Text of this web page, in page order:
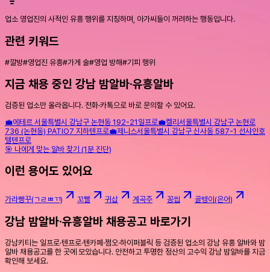
업소 영업진의 사적인 유흥 행위를 지칭하며, 아가씨들이 꺼려하는 행동입니다.
관련 키워드
#깔방#영업진 유흥#가게 술#영업 방해#기피 행위
지금 채용 중인 강남 밤알바·유흥알바
검증된 업소만 올라옵니다. 전화·카톡으로 바로 문의할 수 있어요.
💼에테르 서울특별시 강남구 논현동 192-21 일프로💼켈리 서울특별시 강남구 논현로
736 (논현동) PATIO7 지하텐프로💼제니스서울특별시 강남구 신사동 587-1 선샤인호
텔텐프로
🎯 나에게 맞는 알바 찾기 (1분 진단)
이런 용어도 있어요
가라빵꾸(ㄱㄹㅃㄲ) 꼬빨 귀삽 계곡주 꽁씹 골뱅이(은어)
강남 밤알바·유흥알바 채용공고 바로가기
강남키티는 일프로·텐프로·텐카페·쩜오·하이퍼블릭 등 검증된 업소의 강남 유흥 알바와 밤
알바 채용공고를 한 곳에 모았습니다. 안전하고 투명한 정산의 고수익 강남 밤알바를 지금
확인해 보세요.